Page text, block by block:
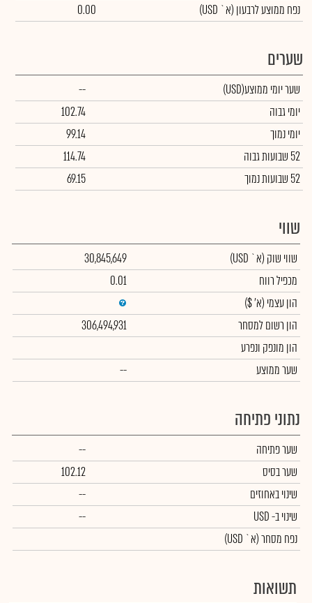
נפח ממוצע לרבעון (א` USD)
0.00
שערים
שער יומי ממוצע(USD)
--
יומי גבוה
102.74
יומי נמוך
99.14
52 שבועות גבוה
114.74
52 שבועות נמוך
69.15
שווי
שווי שוק (א` USD)
30,845,649
מכפיל רווח
0.01
הון עצמי (א' $)
הון רשום למסחר
306,494,931
הון מונפק ונפרע
שער ממוצע
--
נתוני פתיחה
שער פתיחה
--
שער בסיס
102.12
שינוי באחוזים
--
שינויב- USD
--
נפח מסחר(א` USD)
תשואות